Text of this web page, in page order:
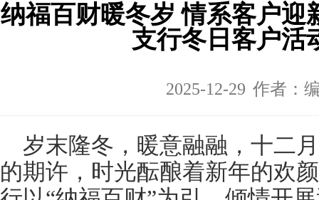
纳福百财暖冬岁 情系客户迎
支行冬日客户活
2025-12-29 作者：
岁末隆冬，暖意融融，十二
的期许，时光酝酿着新年的欢